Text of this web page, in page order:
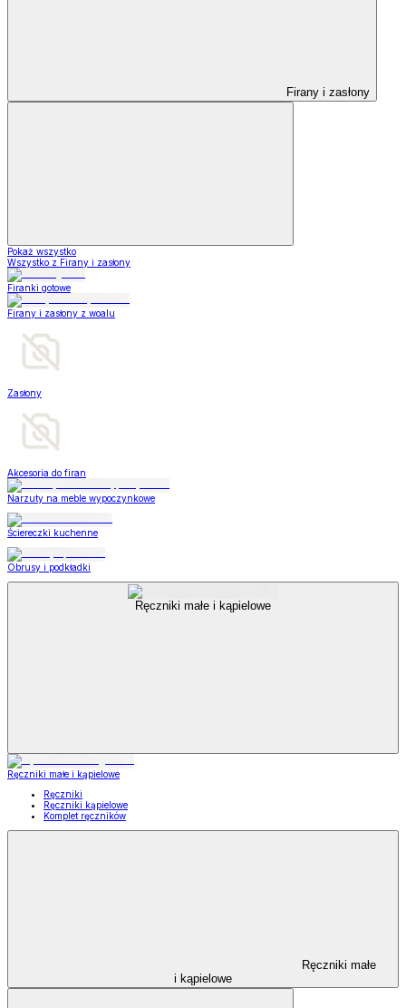
Firany i zasłony
Pokaż wszystko
Wszystko z Firany i zasłony
Firanki gotowe
Firany i zasłony z woalu
Zasłony
Akcesoria do firan
Narzuty na meble wypoczynkowe
Ściereczki kuchenne
Obrusy i podkładki
Ręczniki małe i kąpielowe
Ręczniki małe i kąpielowe
Ręczniki
Ręczniki kąpielowe
Komplet ręczników
Ręczniki małe
i kąpielowe